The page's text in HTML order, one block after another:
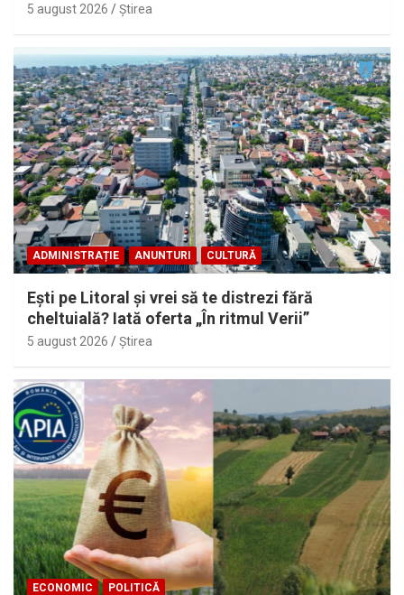
5 august 2026 Ştirea
ADMINISTRAȚIE ANUNTURI CULTURĂ
Eşti pe Litoral şi vrei să te distrezi fără
cheltuială? Iată oferta „În ritmul Verii”
5 august 2026 Ştirea
ECONOMIC POLITICĂ